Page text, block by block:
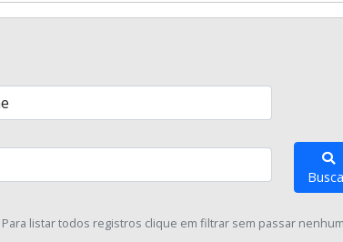
Para listar todos registros clique em filtrar sem passar